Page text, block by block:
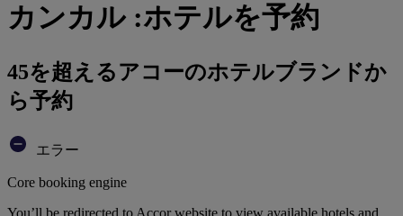
カンカル :ホテルを予約
45を超えるアコーのホテルブランドか
ら予約
エラー
Core booking engine
You’ll be redirected to Accor website to view available hotels and